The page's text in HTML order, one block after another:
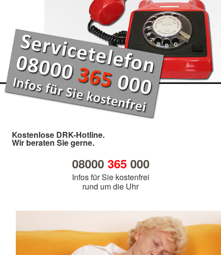
Kostenlose DRK-Hotline.
Wir beraten Sie gerne.
08000 365000
Infos für Sie kostenfrei
rund um die Uhr